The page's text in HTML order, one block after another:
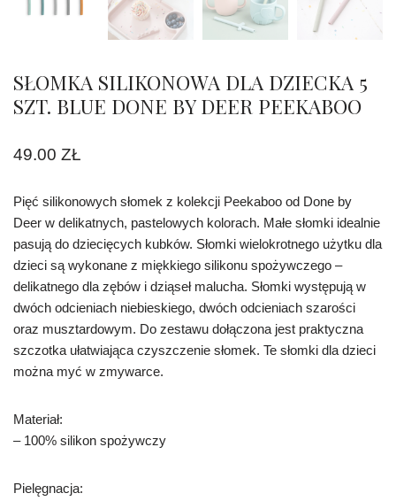
SŁOMKA SILIKONOWA DLA DZIECKA 5
SZT. BLUE DONE BY DEER PEEKABOO
49.00 ZŁ
Pięć silikonowych słomek z kolekcji Peekaboo od Done by
Deer w delikatnych, pastelowych kolorach. Małe słomki idealnie
pasują do dziecięcych kubków. Słomki wielokrotnego użytku dla
dzieci są wykonane z miękkiego silikonu spożywczego –
delikatnego dla zębów i dziąseł malucha. Słomki występują w
dwóch odcieniach niebieskiego, dwóch odcieniach szarości
oraz musztardowym. Do zestawu dołączona jest praktyczna
szczotka ułatwiająca czyszczenie słomek. Te słomki dla dzieci
można myć w zmywarce.
Materiał:
– 100% silikon spożywczy
Pielęgnacja: